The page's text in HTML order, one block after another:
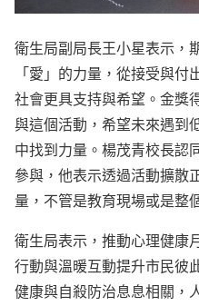
衛生局副局長王小星表示，
「愛」的力量，從接受與
社會更具支持與希望。金獎
與這個活動，希望未來遇到
中找到力量。楊茂青校長認
參與，他表示透過活動擴散
量，不管是教育現場或是整
衛生局表示，推動心理健康
行動與溫暖互動提升市民彼
健康與自殺防治息息相關，